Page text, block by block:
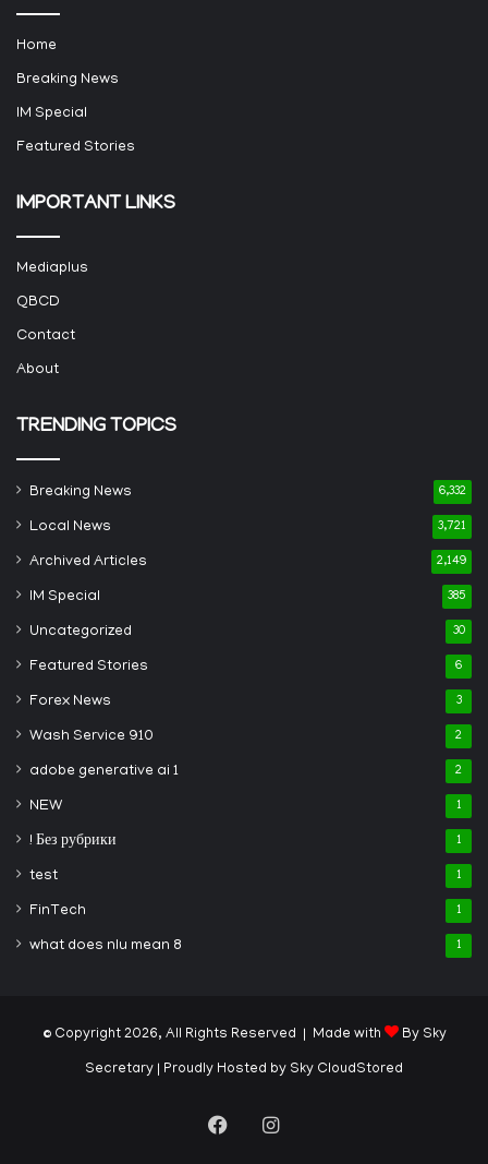
Home
Breaking News
IM Special
Featured Stories
IMPORTANT LINKS
Mediaplus
QBCD
Contact
About
TRENDING TOPICS
Breaking News 6,332
Local News 3,721
Archived Articles 2,149
IM Special 385
Uncategorized 30
Featured Stories 6
Forex News 3
Wash Service 910 2
adobe generative ai 1 2
NEW 1
! Без рубрики 1
test 1
FinTech 1
what does nlu mean 8 1
© Copyright 2026, All Rights Reserved | Made with By Sky
Secretary | Proudly Hosted by Sky CloudStored
FacebookInstagram